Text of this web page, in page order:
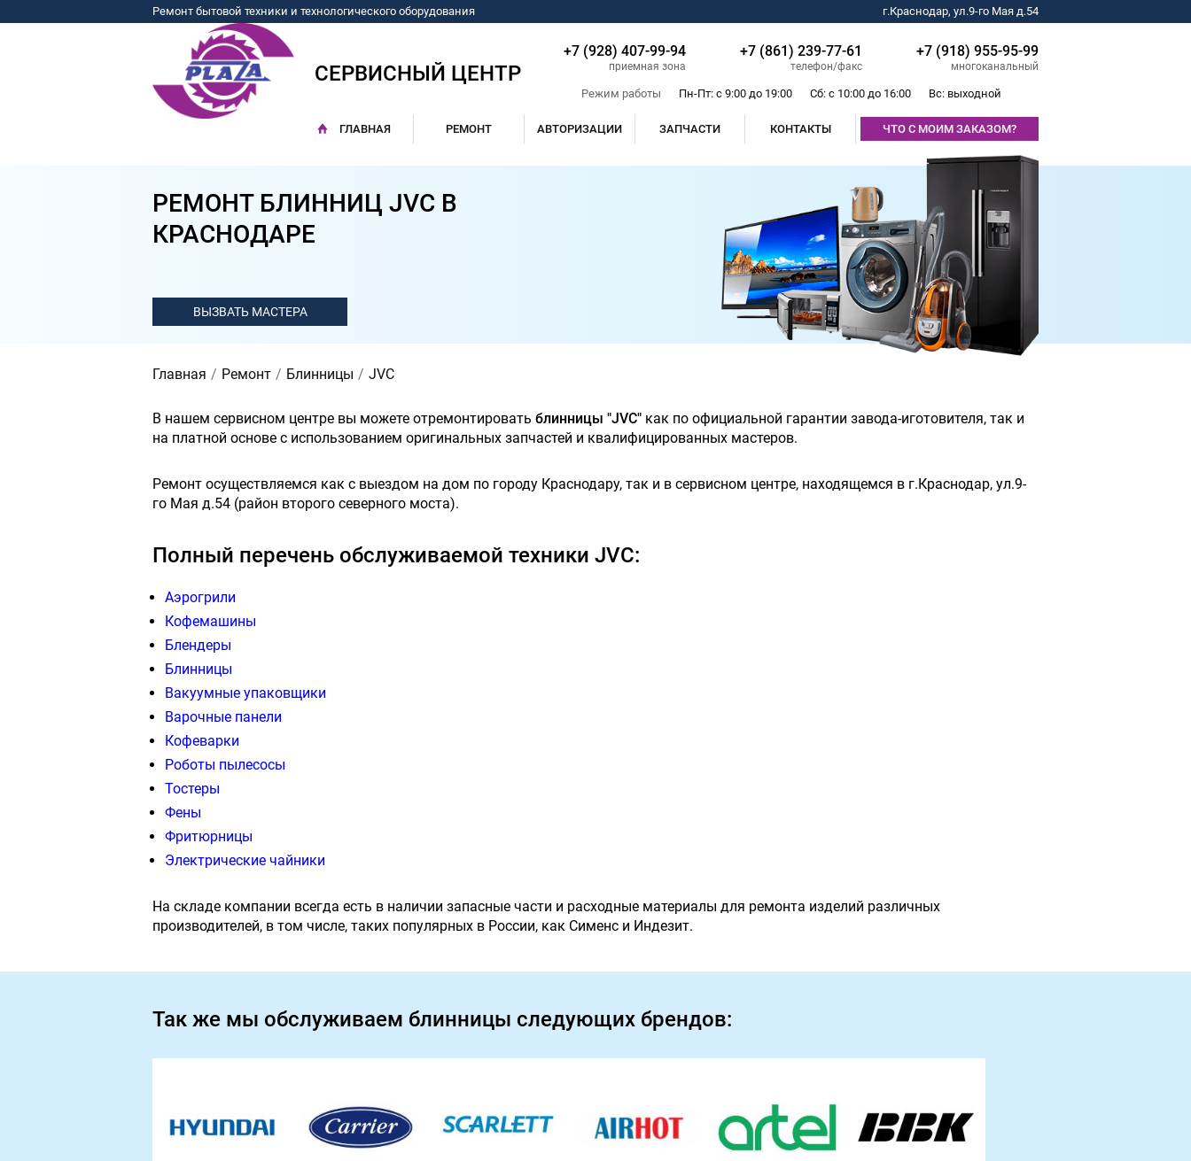
Ремонт бытовой техники и технологического оборудования г.Краснодар, ул.9-го Мая д.54
СЕРВИСНЫЙ ЦЕНТР
+7 (928) 407-99-94
приемная зона
+7 (861) 239-77-61
телефон/факс
+7 (918) 955-95-99
многоканальный
Режим работы Пн-Пт: с 9:00 до 19:00 Сб: с 10:00 до 16:00 Вс: выходной
ГЛАВНАЯ РЕМОНТ АВТОРИЗАЦИИ ЗАПЧАСТИ КОНТАКТЫ ЧТО С МОИМ ЗАКАЗОМ?
РЕМОНТ БЛИННИЦ JVC В
КРАСНОДАРЕ
Главная Ремонт Блинницы JVC
В нашем сервисном центре вы можете отремонтировать блинницы "JVC" как по официальной гарантии завода-иготовителя, так и
на платной основе с использованием оригинальных запчастей и квалифицированных мастеров.
Ремонт осуществляемся как с выездом на дом по городу Краснодару, так и в сервисном центре, находящемся в г.Краснодар, ул.9-
го Мая д.54 (район второго северного моста).
Полный перечень обслуживаемой техники JVC:
Аэрогрили
Кофемашины
Блендеры
Блинницы
Вакуумные упаковщики
Варочные панели
Кофеварки
Роботы пылесосы
Тостеры
Фены
Фритюрницы
Электрические чайники
На складе компании всегда есть в наличии запасные части и расходные материалы для ремонта изделий различных
производителей, в том числе, таких популярных в России, как Сименс и Индезит.
Так же мы обслуживаем блинницы следующих брендов: